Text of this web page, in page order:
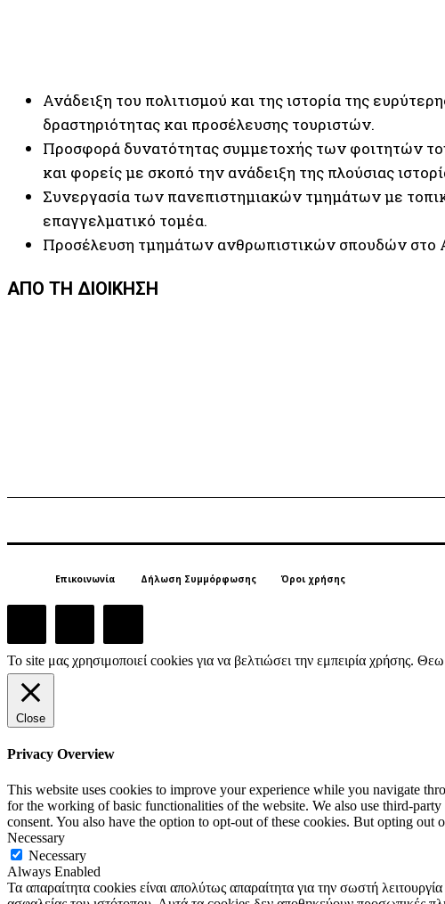
Ανάδειξη του πολιτισμού και της ιστορία της
δραστηριότητας και προσέλευσης τουριστών.
Προσφορά δυνατότητας συμμετοχής των φοιτητών
και φορείς με σκοπό την ανάδειξη της πλούσιας
Συνεργασία των πανεπιστημιακών τμημάτων με
επαγγελματικό τομέα.
Προσέλευση τμημάτων ανθρωπιστικών σπουδών στο
ΑΠΟ ΤΗ ΔΙΟΙΚΗΣΗ
Επικοινωνία Δήλωση Συμμόρφωσης Όροι χρήσης
Το site μας χρησιμοποιεί cookies για να βελτιώσει την εμπειρία χρήσης.
Close
Privacy Overview
This website uses cookies to improve your experience while you navigate
for the working of basic functionalities of the website. We also use third-
consent. You also have the option to opt-out of these cookies. But opting
Necessary
Necessary
Always Enabled
Τα απαραίτητα cookies είναι απολύτως απαραίτητα για την σωστή